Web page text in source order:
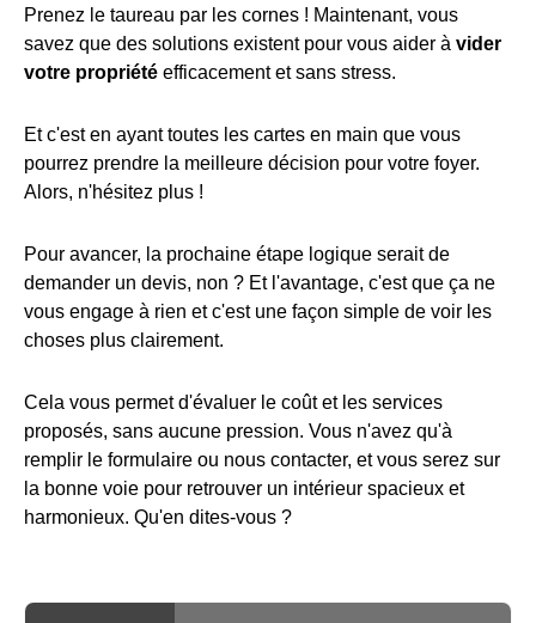
Prenez le taureau par les cornes ! Maintenant, vous
savez que des solutions existent pour vous aider à vider
votre propriété efficacement et sans stress.
Et c'est en ayant toutes les cartes en main que vous
pourrez prendre la meilleure décision pour votre foyer.
Alors, n'hésitez plus !
Pour avancer, la prochaine étape logique serait de
demander un devis, non ? Et l'avantage, c'est que ça ne
vous engage à rien et c'est une façon simple de voir les
choses plus clairement.
Cela vous permet d'évaluer le coût et les services
proposés, sans aucune pression. Vous n'avez qu'à
remplir le formulaire ou nous contacter, et vous serez sur
la bonne voie pour retrouver un intérieur spacieux et
harmonieux. Qu'en dites-vous ?